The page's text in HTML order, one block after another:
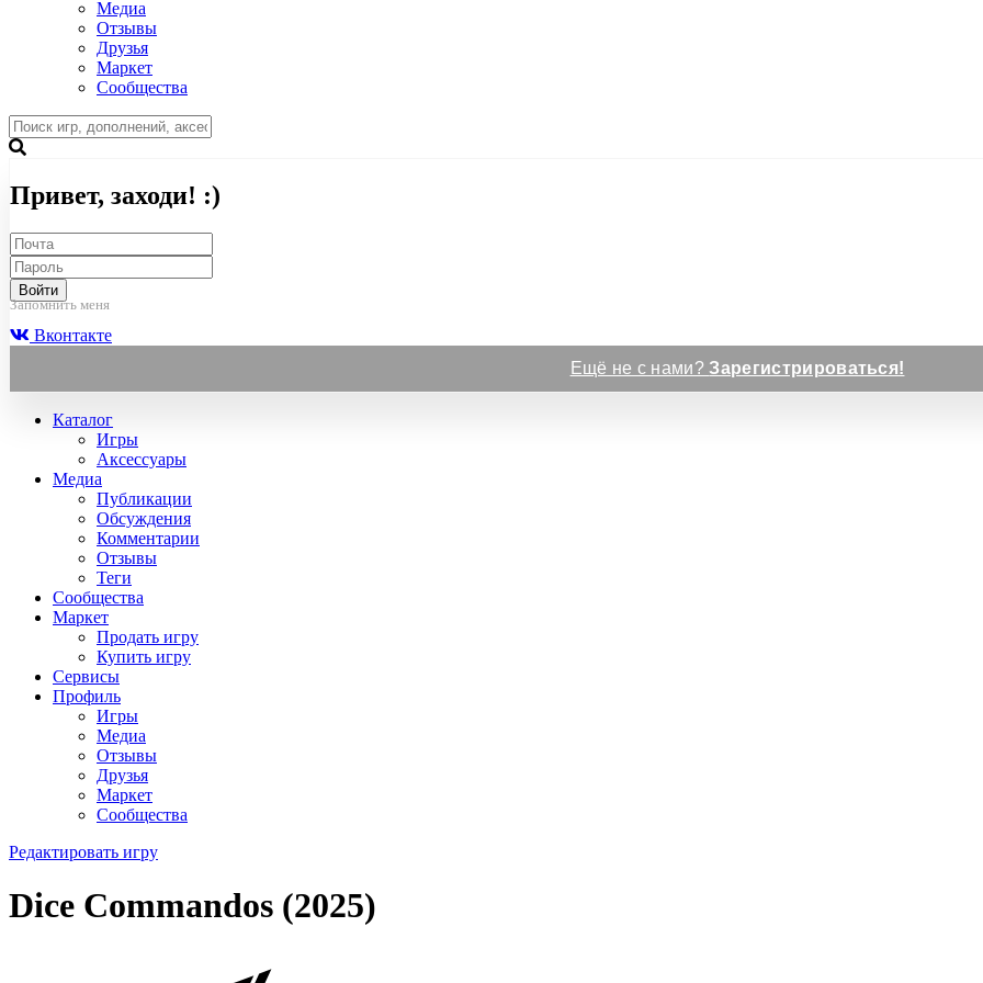
Медиа
Отзывы
Друзья
Маркет
Сообщества
Привет, заходи! :)
Войти
Запомнить меня
Вконтакте
Ещё не с нами?Зарегистрироваться!
Каталог
Игры
Аксессуары
Медиа
Публикации
Обсуждения
Комментарии
Отзывы
Теги
Сообщества
Маркет
Продать игру
Купить игру
Сервисы
Профиль
Игры
Медиа
Отзывы
Друзья
Маркет
Сообщества
Редактировать игру
Dice Commandos (2025)